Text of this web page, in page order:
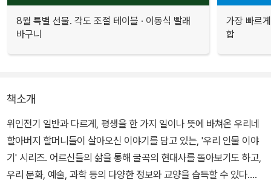
8월 특별 선물. 각도 조절 테이블 · 이동식 빨래
바구니
가장 빠르
합
책소개
위인전기 일반과 다르게, 평생을 한 가지 일이나 뜻에 바쳐온 우리네
할아버지 할머니들이 살아오신 이야기를 담고 있는, '우리 인물 이야
기' 시리즈. 어르신들의 삶을 통해 굴곡의 현대사를 돌아보기도 하고,
우리 문화, 예술, 과학 등의 다양한 정보와 교양을 습득할 수 있다.